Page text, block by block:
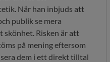
När han inbjuds att
publik se mera
skönhet. Risken är att
på mening eftersom
dem i ett direkt tilltal